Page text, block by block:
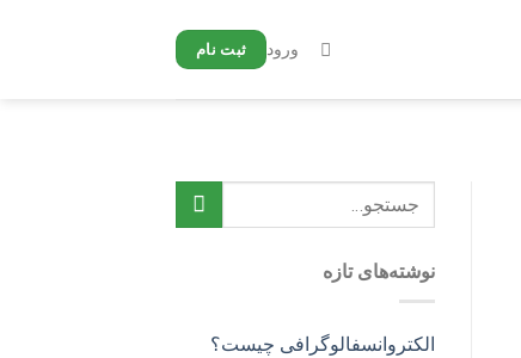
ورود ثبت نام
نوشته‌های تازه
الکتروانسفالوگرافی چیست؟